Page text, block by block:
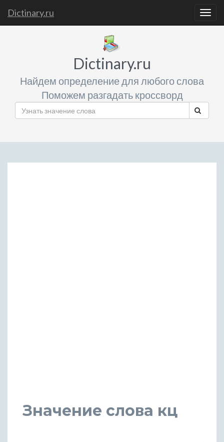
Dictinary.ru
Dictinary.ru
Найдем определение для любого слова
Поможем разгадать кроссворд
Значение слова кц